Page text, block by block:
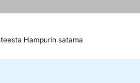
Hampurin satama